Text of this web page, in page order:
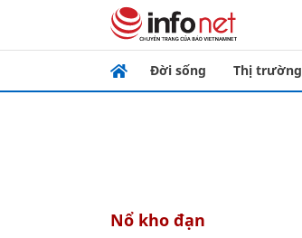
Đời sống Thị trường
nổ kho đạn